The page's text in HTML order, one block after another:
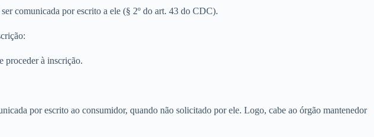
comunicada por escrito a ele (§ 2º do art. 43 do CDC).
proceder à inscrição.
por escrito ao consumidor, quando não solicitado por ele. Logo, cabe ao órgão mantenedor